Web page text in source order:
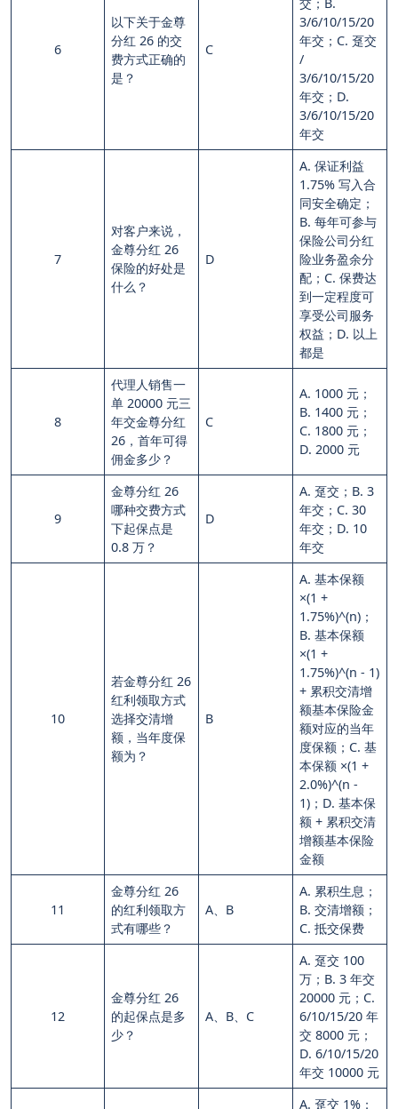
6
以下关于金尊
分红 26 的交
费方式正确的
是？
C
交；B.
3/6/10/15/20
年交；C. 趸交
/
3/6/10/15/20
年交；D.
3/6/10/15/20
年交
7
对客户来说，
金尊分红 26
保险的好处是
什么？
D
A. 保证利益
1.75% 写入合
同安全确定；
B. 每年可参与
保险公司分红
险业务盈余分
配；C. 保费达
到一定程度可
享受公司服务
权益；D. 以上
都是
8
代理人销售一
单 20000 元三
年交金尊分红
26，首年可得
佣金多少？
C
A. 1000 元；
B. 1400 元；
C. 1800 元；
D. 2000 元
9
金尊分红 26
哪种交费方式
下起保点是
0.8 万？
D
A. 趸交；B. 3
年交；C. 30
年交；D. 10
年交
10
若金尊分红 26
红利领取方式
选择交清增
额，当年度保
额为？
B
A. 基本保额
×(1 +
1.75%)^(n)；
B. 基本保额
×(1 +
1.75%)^(n - 1)
+ 累积交清增
额基本保险金
额对应的当年
度保额；C. 基
本保额 ×(1 +
2.0%)^(n -
1)；D. 基本保
额 + 累积交清
增额基本保险
金额
11
金尊分红 26
的红利领取方
式有哪些？
A、B
A. 累积生息；
B. 交清增额；
C. 抵交保费
12
金尊分红 26
的起保点是多
少？
A、B、C
A. 趸交 100
万；B. 3 年交
20000 元；C.
6/10/15/20 年
交 8000 元；
D. 6/10/15/20
年交 10000 元
A. 趸交 1%；